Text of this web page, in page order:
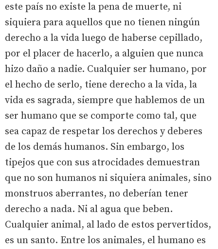
este país no existe la pena de muerte, ni
siquiera para aquellos que no tienen ningún
derecho a la vida luego de haberse cepillado,
por el placer de hacerlo, a alguien que nunca
hizo daño a nadie. Cualquier ser humano, por
el hecho de serlo, tiene derecho a la vida, la
vida es sagrada, siempre que hablemos de un
ser humano que se comporte como tal, que
sea capaz de respetar los derechos y deberes
de los demás humanos. Sin embargo, los
tipejos que con sus atrocidades demuestran
que no son humanos ni siquiera animales, sino
monstruos aberrantes, no deberían tener
derecho a nada. Ni al agua que beben.
Cualquier animal, al lado de estos pervertidos,
es un santo. Entre los animales, el humano es